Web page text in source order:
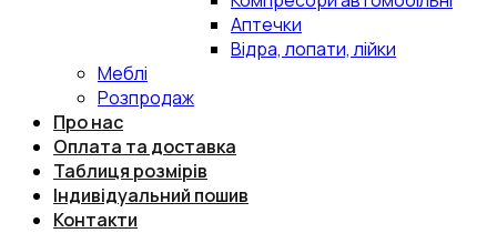
Аптечки
Відра, лопати, лійки
Меблі
Розпродаж
Про нас
Оплата та доставка
Таблиця розмірів
Індивідуальний пошив
Контакти